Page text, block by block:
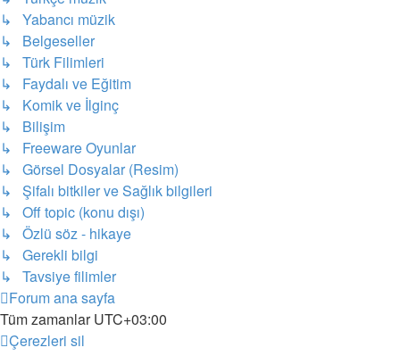
↳ Yabancı müzik
↳ Belgeseller
↳ Türk Filimleri
↳ Faydalı ve Eğitim
↳ Komik ve İlginç
↳ Bilişim
↳ Freeware Oyunlar
↳ Görsel Dosyalar (Resim)
↳ Şifalı bitkiler ve Sağlık bilgileri
↳ Off topic (konu dışı)
↳ Özlü söz - hikaye
↳ Gerekli bilgi
↳ Tavsiye filimler
Forum ana sayfa
Tüm zamanlarUTC+03:00
Çerezleri sil